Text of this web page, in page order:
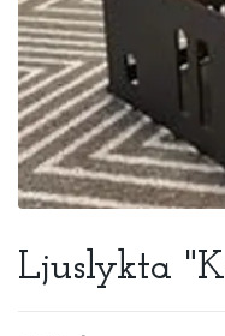
Ljuslykta